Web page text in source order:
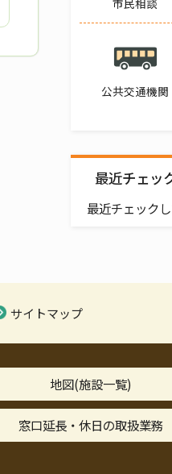
市民相談
公共交通機関
最近チェッ
最近チェック
サイトマップ
地図(施設一覧)
窓口延長・休日の取扱業務